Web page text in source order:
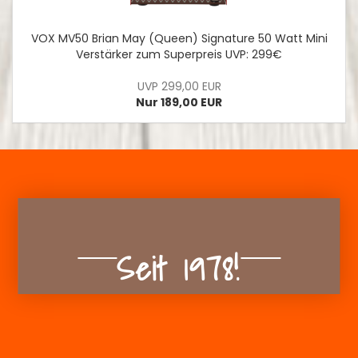
VOX MV50 Brian May (Queen) Signature 50 Watt Mini
Verstärker zum Superpreis UVP: 299€
UVP 299,00 EUR
Nur 189,00 EUR
Seit 1978!